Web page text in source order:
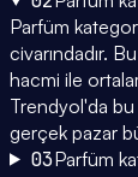
Parfüm
civarındadır.
hacmi ile
Trendyol'da
gerçek pazar
03Parfüm